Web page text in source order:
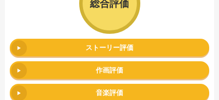
総合評価
ストーリー評価
作画評価
音楽評価